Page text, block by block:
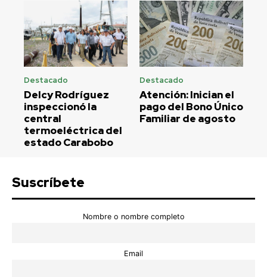
Destacado
Delcy Rodríguez
inspeccionó la
central
termoeléctrica del
estado Carabobo
Destacado
Atención: Inician el
pago del Bono Único
Familiar de agosto
Suscríbete
Nombre o nombre completo
Email